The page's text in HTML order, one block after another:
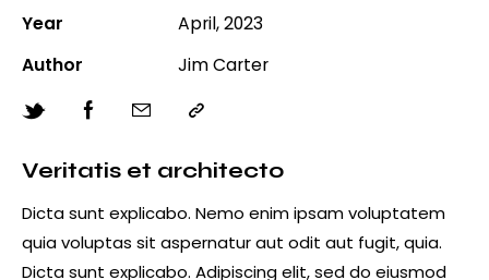
Year
April, 2023
Author
Jim Carter
Veritatis et architecto
Dicta sunt explicabo. Nemo enim ipsam voluptatem
quia voluptas sit aspernatur aut odit aut fugit, quia.
Dicta sunt explicabo. Adipiscing elit, sed do eiusmod